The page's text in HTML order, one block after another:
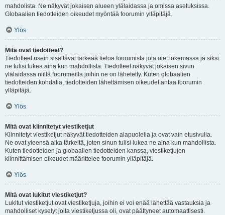
mahdolista. Ne näkyvät jokaisen alueen ylälaidassa ja omissa asetuksissa.
Globaalien tiedotteiden oikeudet myöntää foorumin ylläpitäjä.
Ylös
Mitä ovat tiedotteet?
Tiedotteet usein sisältävät tärkeää tietoa foorumista jota olet lukemassa ja siksi
ne tulisi lukea aina kun mahdollista. Tiedotteet näkyvät jokaisen sivun
ylälaidassa niillä foorumeilla joihin ne on lähetetty. Kuten globaalien
tiedotteiden kohdalla, tiedotteiden lähettämisen oikeudet antaa foorumin
ylläpitäjä.
Ylös
Mitä ovat kiinnitetyt viestiketjut
Kiinnitetyt viestiketjut näkyvät tiedotteiden alapuolella ja ovat vain etusivulla.
Ne ovat yleensä aika tärkeitä, joten sinun tulisi lukea ne aina kun mahdollista.
Kuten tiedotteiden ja globaalien tiedotteiden kanssa, viestiketjujen
kiinnittämisen oikeudet määrittelee foorumin ylläpitäjä.
Ylös
Mitä ovat lukitut viestiketjut?
Lukitut viestiketjut ovat viestiketjuja, joihin ei voi enää lähettää vastauksia ja
mahdolliset kyselyt joita viestiketjussa oli, ovat päättyneet automaattisesti.